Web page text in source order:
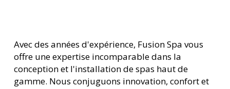
Avec des années d'expérience, Fusion Spa vous
offre une expertise incomparable dans la
conception et l'installation de spas haut de
gamme. Nous conjuguons innovation, confort et